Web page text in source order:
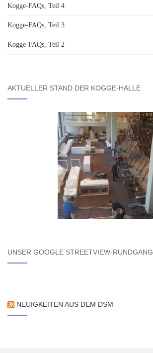
Kogge-FAQs, Teil 4
Kogge-FAQs, Teil 3
Kogge-FAQs, Teil 2
AKTUELLER STAND DER KOGGE-HALLE
UNSER GOOGLE STREETVIEW-RUNDGANG
NEUIGKEITEN AUS DEM DSM